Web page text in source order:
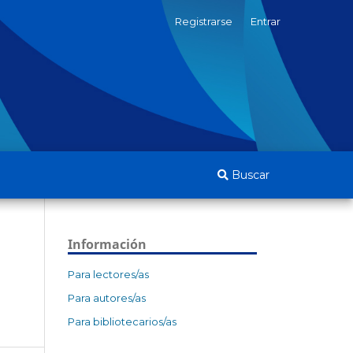
Buscar
Registrarse Entrar
Información
Para lectores/as
Para autores/as
Para bibliotecarios/as